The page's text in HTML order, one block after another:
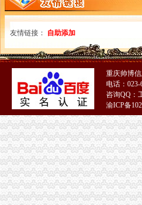
永川局广告监管工作力争“五突破”0元注
经开园局免费注册公司三措并举加外宣
奉节局震期间开展“送法进校园”一元注册
璧山局“六个严厉击”1元注册公司确保
渝中局三项措施加全国哀悼日期间市重
巴南局0元注册公司流程大力开展捐助救
双桥局重庆一元注册公司组织企业和个
开县人民出台推进品牌建设实施意见
沙坪坝局重庆免费注册公司结合实际积
市局局长、重庆一元注册公司组书记王
渝北局0元注册公司流程组织区营企业
忠县局重庆免费注册公司干部职工踊跃
渝中局0元注册公司流程组织多种渠道援
江北局“四个确保”重庆0元注册公司做好
永川局五项措施应对市0元注册公司流
友情链接： 自助添加
重庆帅博
电话：023-
咨询QQ：
渝ICP备